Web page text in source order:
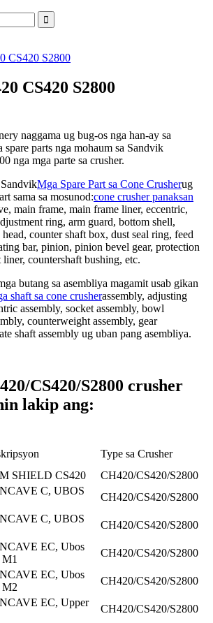
CS420 S2800
CS420 S2800
naggama ug bug-os nga han-ay sa
spare parts nga mohaum sa Sandvik
nga mga parte sa crusher.
Mga Spare Part sa Cone Crusherug
sama sa mosunod:cone crusher panaksan
main frame, main frame liner, eccentric,
ring, arm guard, bottom shell,
counter shaft box, dust seal ring, feed
bar, pinion, pinion bevel gear, protection
countershaft bushing, etc.
butang sa asembliya magamit usab gikan
shaft sa cone crusherassembly, adjusting
assembly, socket assembly, bowl
counterweight assembly, gear
shaft assembly ug uban pang asembliya.
CS420/S2800 crusher
lakip ang:
Type sa Crusher
SHIELD CS420
CH420/CS420/S2800
C, UBOS
CH420/CS420/S2800
C, UBOS
CH420/CS420/S2800
EC, Ubos
CH420/CS420/S2800
EC, Ubos
M2
CH420/CS420/S2800
EC, Upper
CH420/CS420/S2800